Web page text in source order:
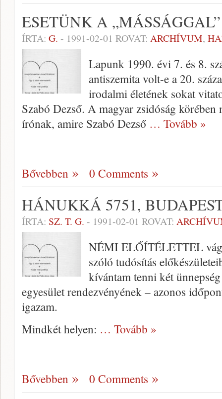
ESETÜNK A
ÍRTA: G. - 1991-02-01 ROVAT: ARCHÍVUM,
Lapunk 1990. évi 7. és 8.
antiszemita volt-e a 20.
irodalmi életének sokat
Szabó Dezső. A magyar zsidóság
írónak, amire Szabó Dezső … Tovább »
Bővebben 0 Comments
HÁNUKKÁ 5751,
ÍRTA: SZ. T. G. - 1991-02-01 ROVAT:
NÉMI ELŐÍTÉLETTEL
szóló tudósítás
kívántam tenni két
egyesület rendezvényének – azonos
igazam.
Mindkét helyen: … Tovább »
Bővebben 0 Comments